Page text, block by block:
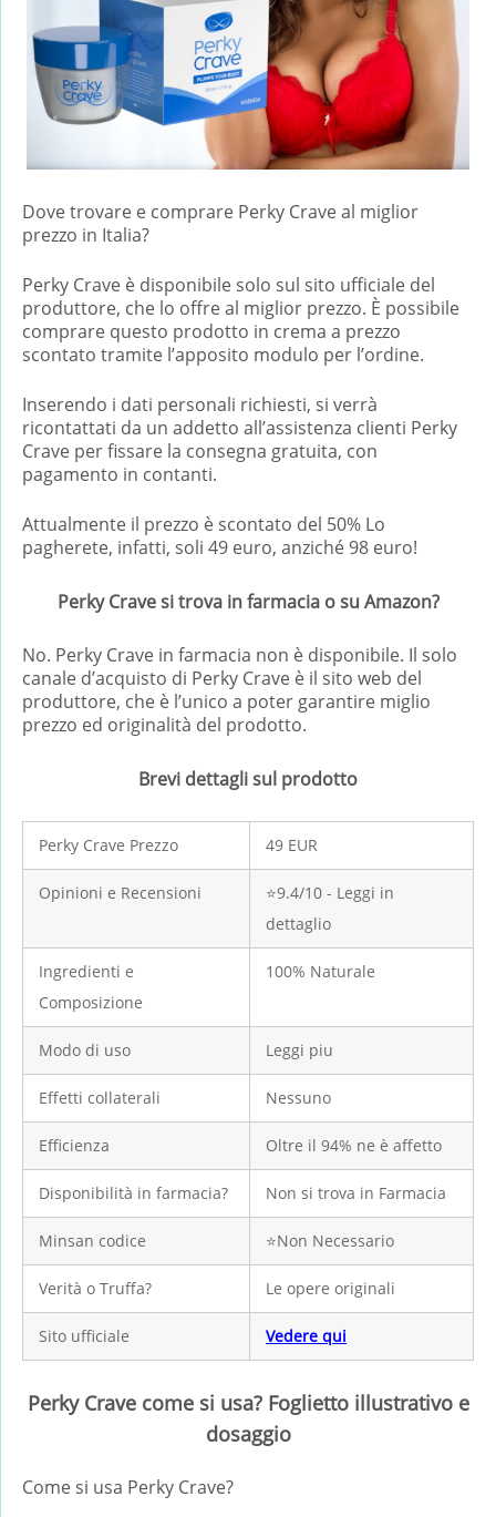
Dove trovare e comprare Perky Crave al miglior
prezzo in Italia?
Perky Crave è disponibile solo sul sito ufficiale del
produttore, che lo offre al miglior prezzo. È possibile
comprare questo prodotto in crema a prezzo
scontato tramite l’apposito modulo per l’ordine.
Inserendo i dati personali richiesti, si verrà
ricontattati da un addetto all’assistenza clienti Perky
Crave per fissare la consegna gratuita, con
pagamento in contanti.
Attualmente il prezzo è scontato del 50% Lo
pagherete, infatti, soli 49 euro, anziché 98 euro!
Perky Crave si trova in farmacia o su Amazon?
No. Perky Crave in farmacia non è disponibile. Il solo
canale d’acquisto di Perky Crave è il sito web del
produttore, che è l’unico a poter garantire miglio
prezzo ed originalità del prodotto.
Brevi dettagli sul prodotto
Perky Crave Prezzo 49 EUR
Opinioni e Recensioni
⭐9.4/10 - Leggi in
dettaglio
Ingredienti e
Composizione
100% Naturale
Modo di uso Leggi piu
Effetti collaterali Nessuno
Efficienza Oltre il 94% ne è affetto
Disponibilità in farmacia? Non si trova in Farmacia
Minsan codice ⭐Non Necessario
Verità o Truffa? Le opere originali
Sito ufficiale Vedere qui
Perky Crave come si usa? Foglietto illustrativo e
dosaggio
Come si usa Perky Crave?